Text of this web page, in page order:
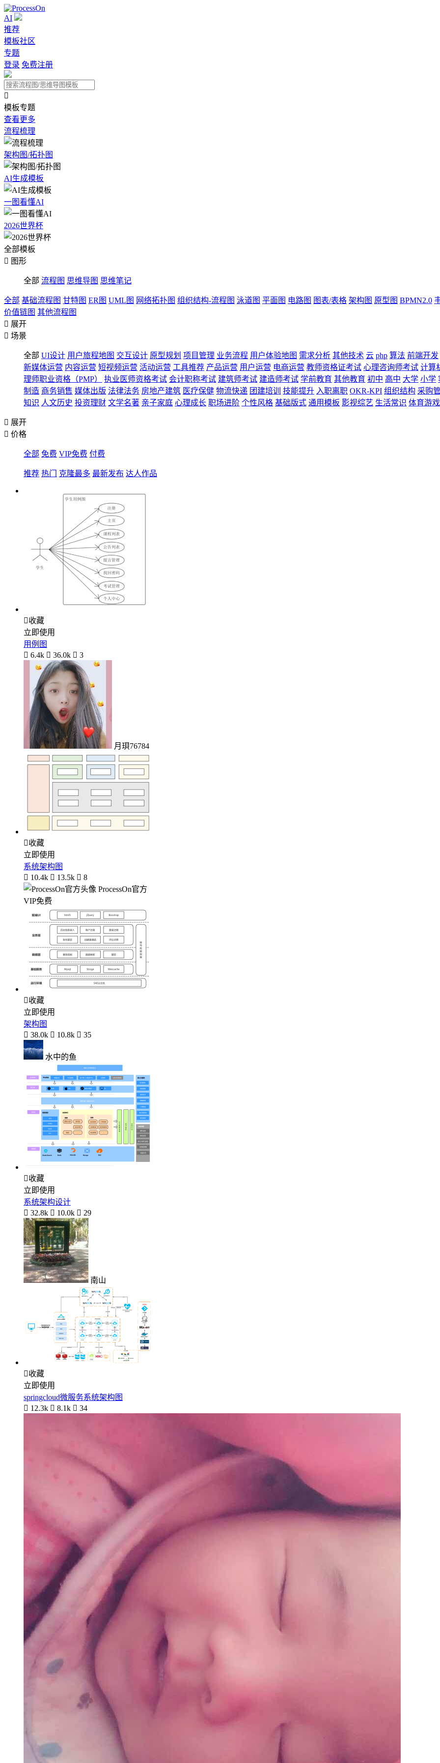
AI
推荐
模板社区
专题
登录 免费注册

模板专题
查看更多
流程梳理
架构图/拓扑图
AI生成模板
一图看懂AI
2026世界杯
全部模板
 图形
全部 流程图 思维导图 思维笔记
全部 基础流程图 甘特图 ER图 UML图 网络拓扑图 组织结构-流程图 泳道图 平面图 电路图 图表/表格 架构图 原型图 BPMN2.0
价值链图 其他流程图
 展开
 场景
全部 UI设计 用户旅程地图 交互设计 原型规划 项目管理 业务流程 用户体验地图 需求分析 其他技术 云 php 算法 前端开发
新媒体运营 内容运营 短视频运营 活动运营 工具推荐 产品运营 用户运营 电商运营 教师资格证考试 心理咨询师考试 计算
理师职业资格（PMP）
执业医师资格考试 会计职称考试 建筑师考试 建造师考试 学前教育 其他教育 初中 高中 大学 小学
制造 商务销售 媒体出版 法律法务 房地产建筑 医疗保健 物流快递 团建培训 技能提升 入职离职 OKR-KPI 组织结构 采购
知识 人文历史 投资理财 文学名著 亲子家庭 心理成长 职场进阶 个性风格 基础版式 通用模板 影视综艺 生活常识 体育游戏
 展开
 价格
全部 免费 VIP免费 付费
推荐 热门 克隆最多 最新发布 达人作品
收藏
立即使用
用例图
 6.4k  36.0k  3
月珼76784
收藏
立即使用
系统架构图
 10.4k  13.5k  8
ProcessOn官方
VIP免费
收藏
立即使用
架构图
 38.0k  10.8k  35
水中的鱼
收藏
立即使用
系统架构设计
 32.8k  10.0k  29
南山
收藏
立即使用
springcloud微服务系统架构图
 12.3k  8.1k  34